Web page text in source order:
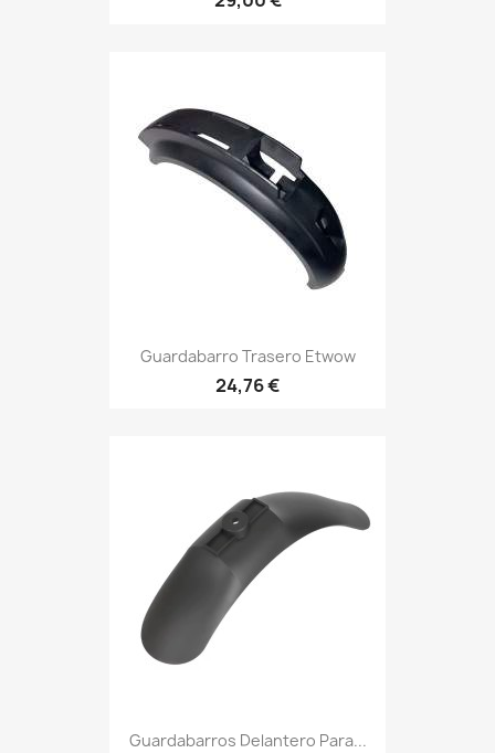
Guardabarro Trasero Etwow
24,76 €
Guardabarros Delantero Para...